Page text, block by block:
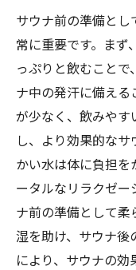
サウナ前の準備と
常に重要です。まず
っぷりと飲むこと
ナ中の発汗に備える
が少なく、飲みや
し、より効果的な
かい水は体に負担を
ータルなリラクゼー
ナ前の準備として
湿を助け、サウナ後
により、サウナの